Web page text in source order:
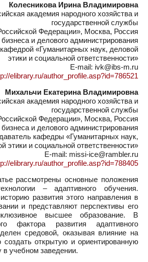
Колесникова Ирина Владимировна
академия народного хозяйства и
государственной службы
Федерации», Москва, Россия
и делового администрирования
«Гуманитарных наук, деловой
этики и социальной ответственности»
E-mail: ivk@ibs-m.ru
elibrary.ru/author_profile.asp?id=786521
Михальчи Екатерина Владимировна
академия народного хозяйства и
государственной службы
Федерации», Москва, Россия
и делового администрирования
кафедры «Гуманитарных наук,
этики и социальной ответственности»
E-mail: missi-ice@rambler.ru
elibrary.ru/author_profile.asp?id=788405
рассмотрены основные положения
– адаптивного обучения.
развития этого направления в
и представляют перспективы его
высшее образование. В
фактора развития адаптивного
средовой, оказывая влияние на
создать открытую и ориентированную
в учебном заведении.